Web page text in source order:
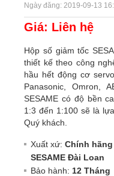
Ngày đăng: 2019-09-13
Giá: Liên hệ
Hộp số giảm tốc
thiết kế theo công
hầu hết động cơ
Panasonic, Omron,
SESAME có độ bền
1:3 đến 1:100 sẽ là
Quý khách.
Xuất xứ: Chính hãng
SESAME Đài Loan
Bảo hành: 12 Tháng